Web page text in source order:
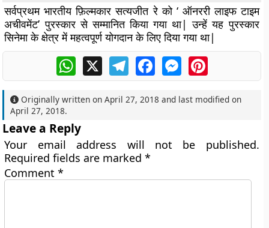
सर्वप्रथम भारतीय फ़िल्मकार सत्यजीत रे को ‘ ऑनररी लाइफ टाइम
अचीवमेंट’ पुरस्कार से सम्मानित किया गया था| उन्हें यह पुरस्कार
सिनेमा के क्षेत्र में महत्वपूर्ण योगदान के लिए दिया गया था|
WhatsApp
X TelegramFacebookMessengerPinterest
Originally written onApril 27, 2018 and last modified on
April 27, 2018.
Leave a Reply
Your email address will not be published.
Required fields are marked*
Comment*